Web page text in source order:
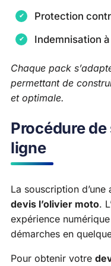
Protection
Indemnisation
Chaque pack
permettant de
et optimale.
Procédure
ligne
La souscription
devis l’olivier moto.
expérience
démarches en
Pour obtenir votre